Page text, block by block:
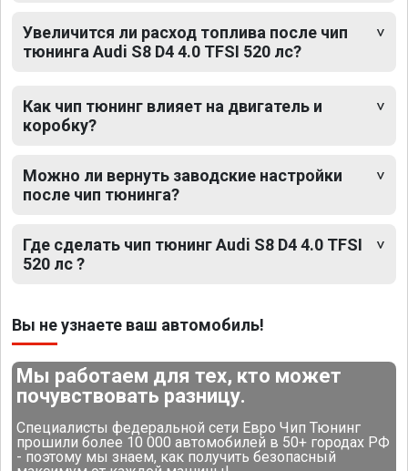
Увеличится ли расход топлива после чип
тюнинга Audi S8 D4 4.0 TFSI 520 лс?
Как чип тюнинг влияет на двигатель и
коробку?
Можно ли вернуть заводские настройки
после чип тюнинга?
Где сделать чип тюнинг Audi S8 D4 4.0 TFSI
520 лс ?
Вы не узнаете ваш автомобиль!
Мы работаем для тех, кто может
почувствовать разницу.
Специалисты федеральной сети Евро Чип Тюнинг
прошили более 10 000 автомобилей в 50+ городах РФ
- поэтому мы знаем, как получить безопасный